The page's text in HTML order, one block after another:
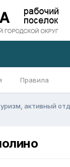
Правила
активный